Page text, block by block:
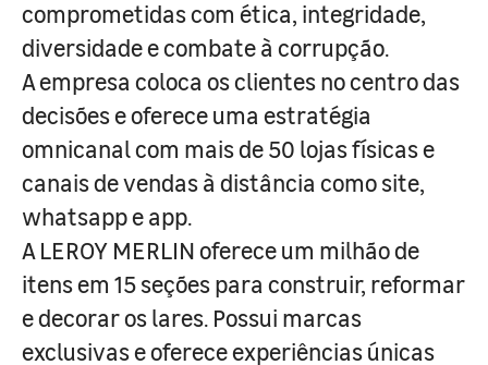
comprometidas com ética, integridade,
diversidade e combate à corrupção.
A empresa coloca os clientes no centro das
decisões e oferece uma estratégia
omnicanal com mais de 50 lojas físicas e
canais de vendas à distância como site,
whatsapp e app.
A LEROY MERLIN oferece um milhão de
itens em 15 seções para construir, reformar
e decorar os lares. Possui marcas
exclusivas e oferece experiências únicas